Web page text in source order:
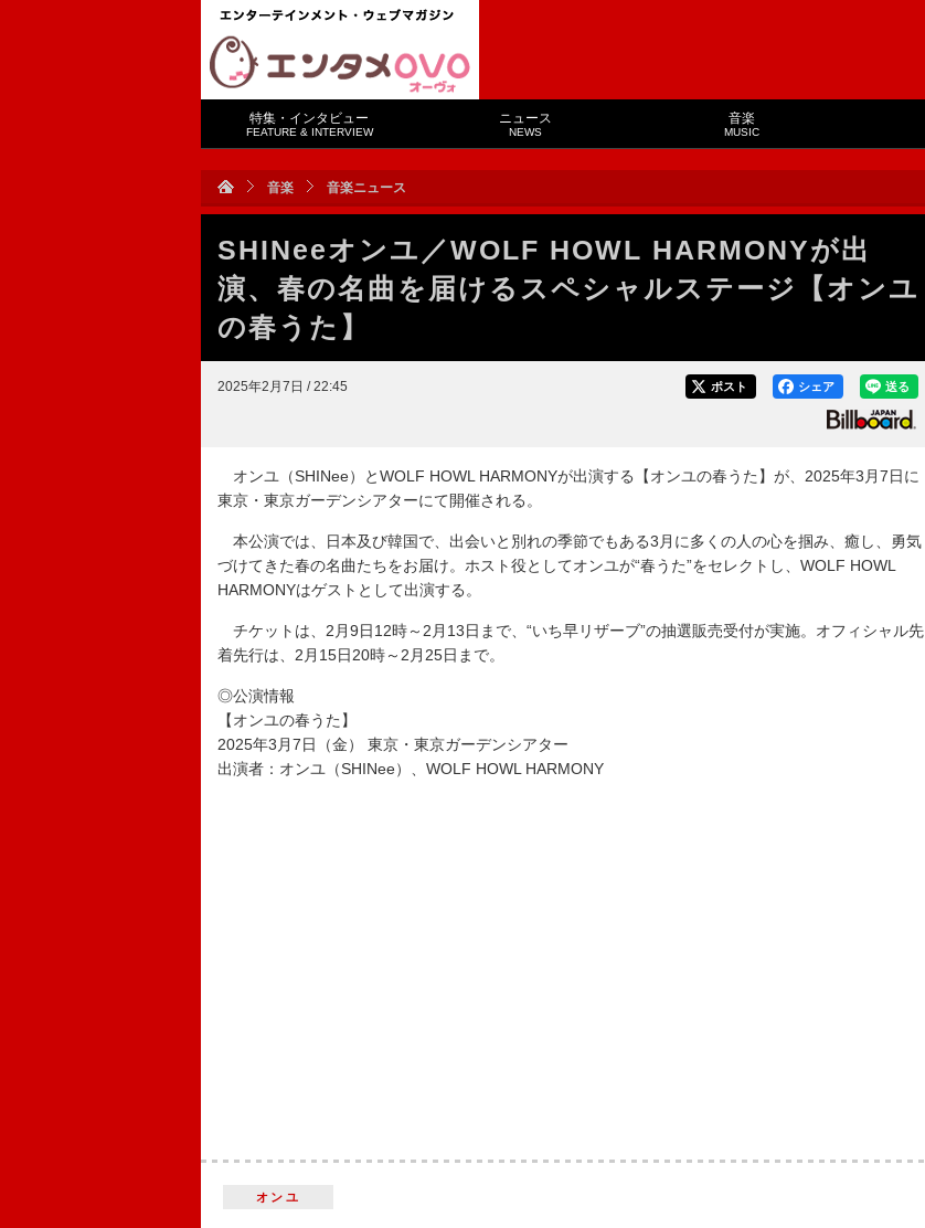
特集・インタビュー
FEATURE & INTERVIEW
ニュース
NEWS
音楽
MUSIC
音楽 音楽ニュース
SHINeeオンユ／WOLF HOWL HARMONYが出
演、春の名曲を届けるスペシャルステージ【オンユ
の春うた】
2025年2月7日 / 22:45 送る
シェア
ポスト
オンユ（SHINee）とWOLF HOWL HARMONYが出演する【オンユの春うた】が、2025年3月7日に
東京・東京ガーデンシアターにて開催される。
本公演では、日本及び韓国で、出会いと別れの季節でもある3月に多くの人の心を掴み、癒し、勇気
づけてきた春の名曲たちをお届け。ホスト役としてオンユが“春うた”をセレクトし、WOLF HOWL
HARMONYはゲストとして出演する。
チケットは、2月9日12時～2月13日まで、“いち早リザーブ”の抽選販売受付が実施。オフィシャル先
着先行は、2月15日20時～2月25日まで。
◎公演情報
【オンユの春うた】
2025年3月7日（金） 東京・東京ガーデンシアター
出演者：オンユ（SHINee）、WOLF HOWL HARMONY
オンユ